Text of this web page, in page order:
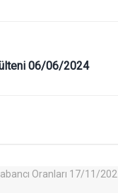
06/06/2024